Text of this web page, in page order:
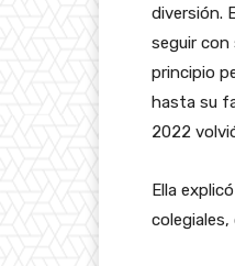
diversión.
seguir con
principio
hasta su
2022
Ella